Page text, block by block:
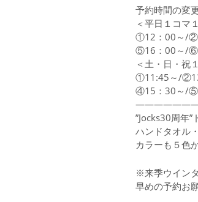
予約時間の変
＜平日１コマ
①12：00～/
⑤16：00～/
＜土・日・祝
①11:45～/
④15：30～/
”Jocks30周年
ハンドタオル
カラーも５色
※来季ウイン
早めの予約お